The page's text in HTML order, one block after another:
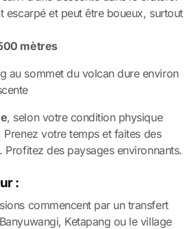
escarpé et peut être boueux, surtout
mètres
au sommet du volcan dure environ
, selon votre condition physique
votre temps et faites des
Profitez des paysages environnants.
:
commencent par un transfert
Ketapang ou le village